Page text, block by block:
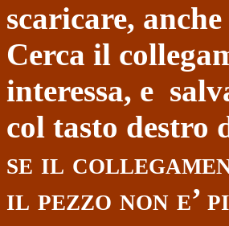
scaricare,
Cerca il
interessa, e
col tasto destro
se il
il pezzo non e’